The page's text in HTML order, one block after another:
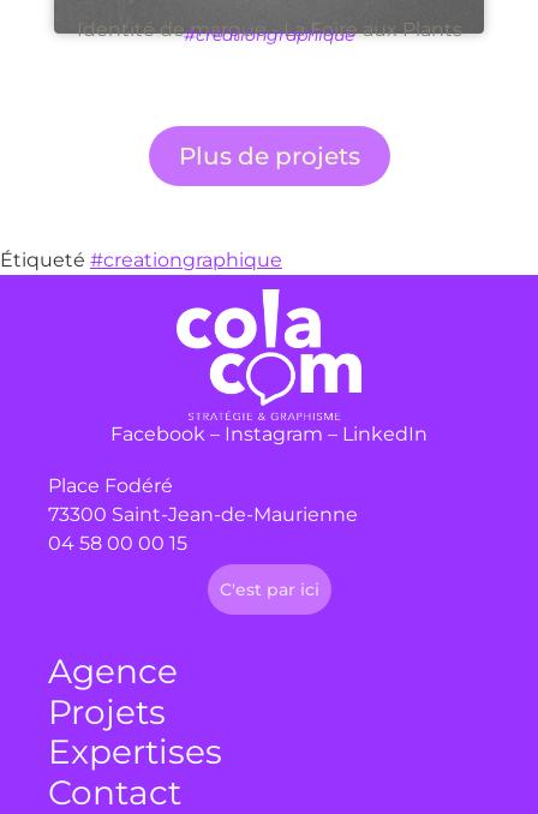
Identité de marque - La Foire aux Plants
#créationgraphique
Plus de projets
Étiqueté #creationgraphique
C'est par ici
Facebook – Instagram – LinkedIn
Place Fodéré
73300 Saint-Jean-de-Maurienne
04 58 00 00 15
Agence
Projets
Expertises
Contact